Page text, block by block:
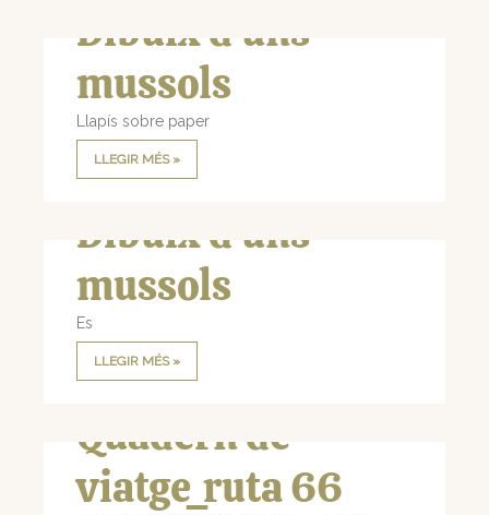
Dibuix d’uns
mussols
Llapís sobre paper
LLEGIR MÉS »
Dibuix d’uns
mussols
Es
LLEGIR MÉS »
Quadern de
viatge_ruta 66